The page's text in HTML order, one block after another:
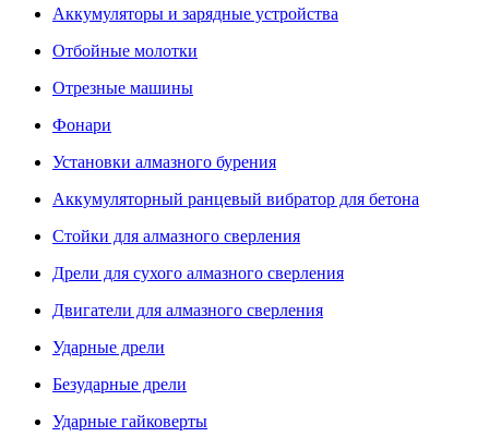
Аккумуляторы и зарядные устройства
Отбойные молотки
Отрезные машины
Фонари
Установки алмазного бурения
Аккумуляторный ранцевый вибратор для бетона
Стойки для алмазного сверления
Дрели для сухого алмазного сверления
Двигатели для алмазного сверления
Ударные дрели
Безударные дрели
Ударные гайковерты